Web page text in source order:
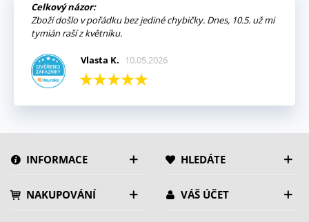
Celkový názor:
Zboží došlo v pořádku bez jediné chybičky. Dnes, 10.5. už mi
tymián raší z květníku.
Vlasta K. 10.05.2026
INFORMACE HLEDÁTE
NAKUPOVÁNÍ VÁŠ ÚČET